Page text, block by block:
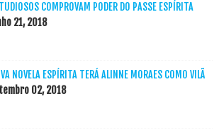
COMPROVAM PODER DO PASSE ESPÍRITA
21, 2018
NOVELA ESPÍRITA TERÁ ALINNE MORAES COMO VILÃ
02, 2018